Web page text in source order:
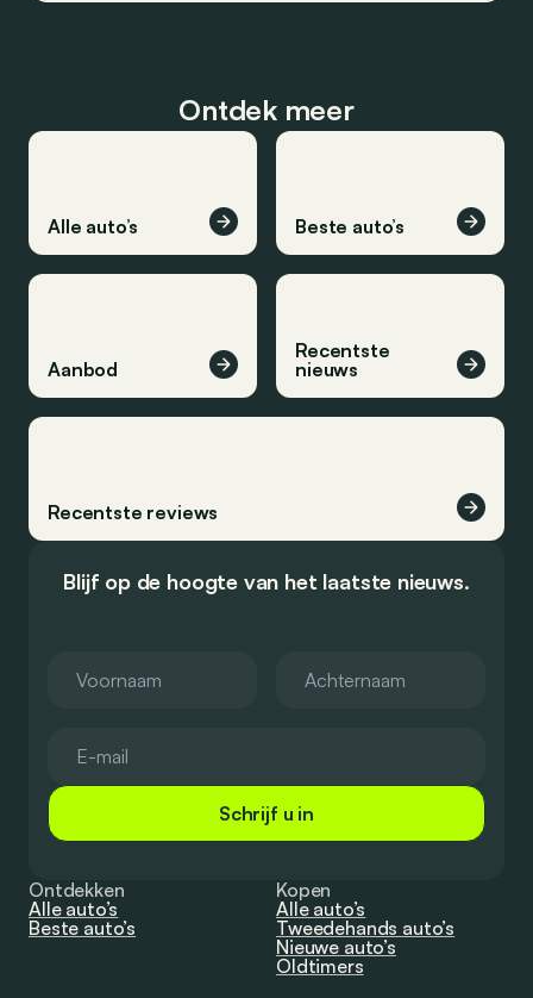
Ontdek meer
Alle auto’s Beste auto’s
Aanbod
Recentste
nieuws
Recentste reviews
Blijf op de hoogte van het laatste nieuws.
Schrijf u in
Ontdekken
Alle auto’s
Beste auto’s
Kopen
Alle auto’s
Tweedehands auto’s
Nieuwe auto’s
Oldtimers